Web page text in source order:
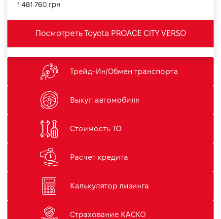
1 481 760 грн
Посмотреть Toyota PROACE CITY VERSO
Трейд-Ин/Обмен транспорта
Выкуп автомобиля
Стоимость ТО
Расчет кредита
Калькулятор лизинга
Страхование КАСКО